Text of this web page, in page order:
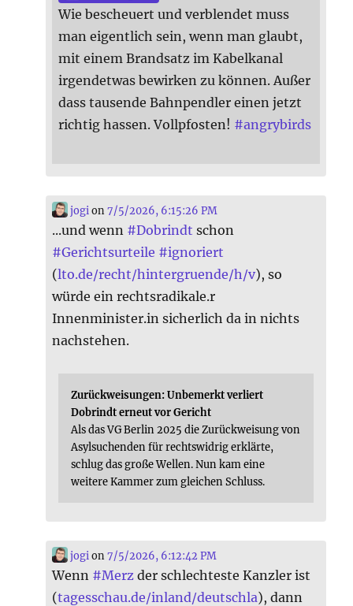
Wie bescheuert und verblendet muss
man eigentlich sein, wenn man glaubt,
mit einem Brandsatz im Kabelkanal
irgendetwas bewirken zu können. Außer
dass tausende Bahnpendler einen jetzt
richtig hassen. Vollpfosten! #angrybirds
jogi on7/5/2026, 6:15:26 PM
...und wenn #Dobrindt schon
#Gerichtsurteile #ignoriert
(lto.de/recht/hintergruende/h/v), so
würde ein rechtsradikale.r
Innenminister.in sicherlich da in nichts
nachstehen.
Zurückweisungen: Unbemerkt verliert
Dobrindt erneut vor Gericht
Als das VG Berlin 2025 die Zurückweisung von
Asylsuchenden für rechtswidrig erklärte,
schlug das große Wellen. Nun kam eine
weitere Kammer zum gleichen Schluss.
jogi on7/5/2026, 6:12:42 PM
Wenn #Merz der schlechteste Kanzler ist
(tagesschau.de/inland/deutschla), dann